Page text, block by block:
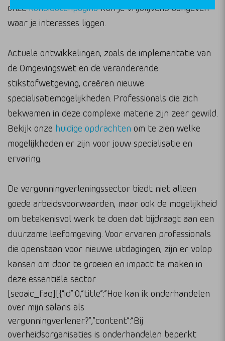
onzekandidatenpaginakun je vrijblijvend aangeven
waar je interesses liggen.
Actuele ontwikkelingen, zoals de implementatie van
de Omgevingswet en de veranderende
stikstofwetgeving, creëren nieuwe
specialisatiemogelijkheden. Professionals die zich
bekwamen in deze complexe materie zijn zeer gewild.
Bekijk onze huidige opdrachten om te zien welke
mogelijkheden er zijn voor jouw specialisatie en
ervaring.
De vergunningverleningssector biedt niet alleen
goede arbeidsvoorwaarden, maar ook de mogelijkheid
om betekenisvol werk te doen dat bijdraagt aan een
duurzame leefomgeving. Voor ervaren professionals
die openstaan voor nieuwe uitdagingen, zijn er volop
kansen om door te groeien en impact te maken in
deze essentiële sector.
[seoaic_faq][{“id”:0,”title”:”Hoe kan ik onderhandelen
over mijn salaris als
vergunningverlener?”,”content”:”Bij
overheidsorganisaties is onderhandelen beperkt